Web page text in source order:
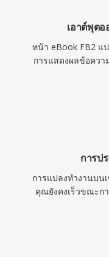
เอาต์พุต
หน้า eBook FB2 แ
การแสดงผลข้อควา
การป
การแปลงทำงานบน
คุณยังคงเร็วขณะก